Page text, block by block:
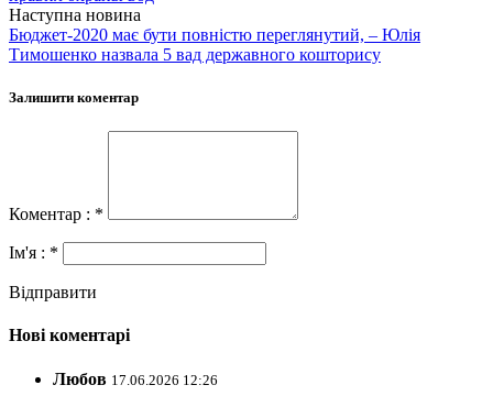
Наступна новина
Бюджет-2020 має бути повністю переглянутий, – Юлія
Тимошенко назвала 5 вад державного кошторису
Залишити коментар
Коментар : *
Ім'я : *
Відправити
Нові коментарі
Любов 17.06.2026 12:26